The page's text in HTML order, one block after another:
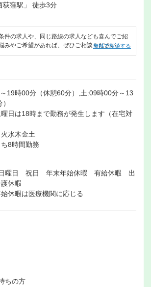
荻窪駅」 徒歩3分
件の求人や、同じ路線の求人なども喜んでご紹
みやご希望があれば、ぜひご相談ください。
無料で相談する
19時00分（休憩60分）,土:09時00分～13
日は18時まで勤務が発生します（在宅対
水木金土
8時間勤務
曜日 祝日 年末年始休暇 有給休暇 出
休暇
休暇は医療機関に応じる
ちの方